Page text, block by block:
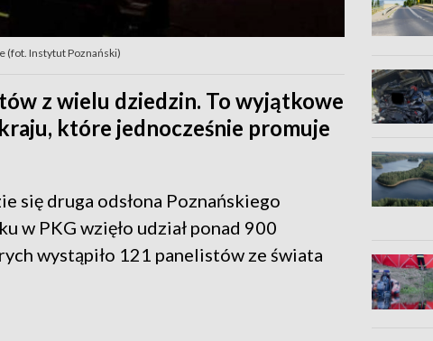
(fot. Instytut Poznański)
z wielu dziedzin. To wyjątkowe
które jednocześnie promuje
się druga odsłona Poznańskiego
w PKG wzięło udział ponad 900
wystąpiło 121 panelistów ze świata